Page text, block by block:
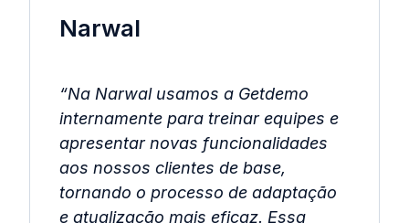
Narwal
“Na Narwal usamos a Getdemo
internamente para treinar equipes e
apresentar novas funcionalidades
aos nossos clientes de base,
tornando o processo de adaptação
e atualização mais eficaz. Essa